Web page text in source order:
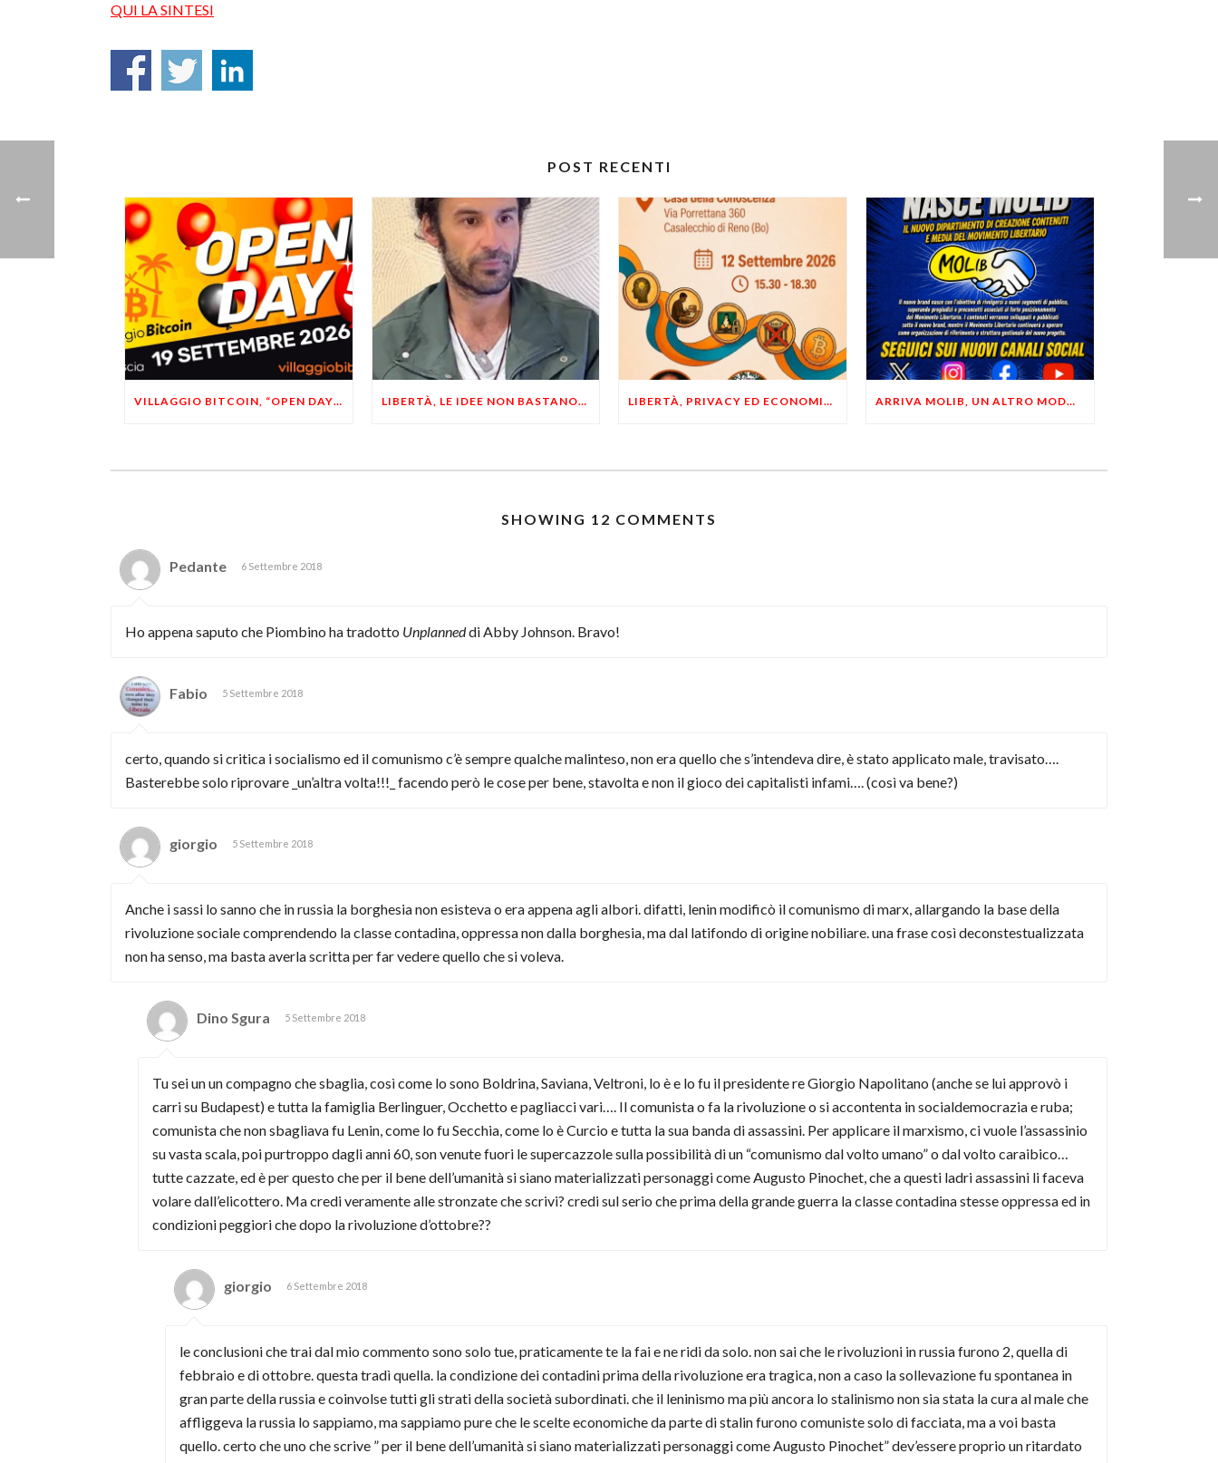
QUI LA SINTESI
POST RECENTI
VILLAGGIO BITCOIN, “OPEN DAY 5”: LEONARDO FACCO OSPITE A BRESCIA LIBERTÀ, LE IDEE NON BASTANO! SERVONO ESEMPI E UN PO’ DI COERENZA LIBERTÀ, PRIVACY ED ECONOMIA DEL BUON SENSO: FACCO E MUSUMECI A CASALECCHIO DI RENO (BO) ARRIVA MOLIB, UN ALTRO MODO DI COMUNICARE LIBERTARIO
SHOWING 12 COMMENTS
Pedante 6 Settembre 2018
Ho appena saputo che Piombino ha tradotto Unplanneddi Abby Johnson. Bravo!
Fabio 5 Settembre 2018
certo, quando si critica i socialismo ed il comunismo c’è sempre qualche malinteso, non era quello che s’intendeva dire, è stato applicato male, travisato….
Basterebbe solo riprovare _un’altra volta!!!_ facendo però le cose per bene, stavolta e non il gioco dei capitalisti infami…. (così va bene?)
giorgio 5 Settembre 2018
Anche i sassi lo sanno che in russia la borghesia non esisteva o era appena agli albori. difatti, lenin modificò il comunismo di marx, allargando la base della
rivoluzione sociale comprendendo la classe contadina, oppressa non dalla borghesia, ma dal latifondo di origine nobiliare. una frase così deconstestualizzata
non ha senso, ma basta averla scritta per far vedere quello che si voleva.
Dino Sgura 5 Settembre 2018
Tu sei un un compagno che sbaglia, così come lo sono Boldrina, Saviana, Veltroni, lo è e lo fu il presidente re Giorgio Napolitano (anche se lui approvò i
carri su Budapest) e tutta la famiglia Berlinguer, Occhetto e pagliacci vari…. Il comunista o fa la rivoluzione o si accontenta in socialdemocrazia e ruba;
comunista che non sbagliava fu Lenin, come lo fu Secchia, come lo è Curcio e tutta la sua banda di assassini. Per applicare il marxismo, ci vuole l’assassinio
su vasta scala, poi purtroppo dagli anni 60, son venute fuori le supercazzole sulla possibilità di un “comunismo dal volto umano” o dal volto caraibico…
tutte cazzate, ed è per questo che per il bene dell’umanità si siano materializzati personaggi come Augusto Pinochet, che a questi ladri assassini li faceva
volare dall’elicottero. Ma credi veramente alle stronzate che scrivi? credi sul serio che prima della grande guerra la classe contadina stesse oppressa ed in
condizioni peggiori che dopo la rivoluzione d’ottobre??
giorgio 6 Settembre 2018
le conclusioni che trai dal mio commento sono solo tue, praticamente te la fai e ne ridi da solo. non sai che le rivoluzioni in russia furono 2, quella di
febbraio e di ottobre. questa tradì quella. la condizione dei contadini prima della rivoluzione era tragica, non a caso la sollevazione fu spontanea in
gran parte della russia e coinvolse tutti gli strati della società subordinati. che il leninismo ma più ancora lo stalinismo non sia stata la cura al male che
affliggeva la russia lo sappiamo, ma sappiamo pure che le scelte economiche da parte di stalin furono comuniste solo di facciata, ma a voi basta
quello. certo che uno che scrive ” per il bene dell’umanità si siano materializzati personaggi come Augusto Pinochet” dev’essere proprio un ritardato